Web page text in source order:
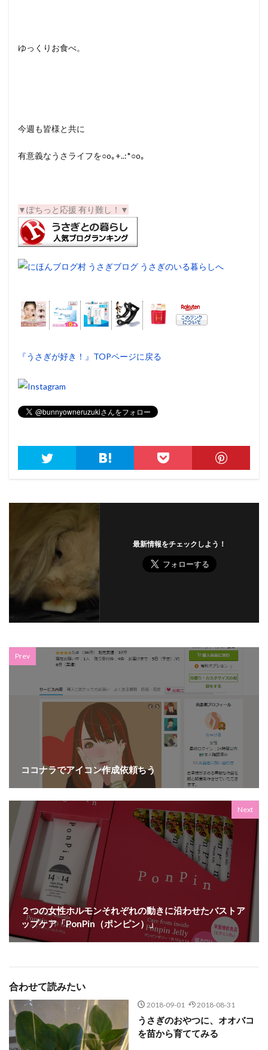
ゆっくりお食べ。
今週も皆様と共に
有意義なうさライフを○o｡+..:*○o｡
▼ぽちっと応援 有り難し！ ▼
『うさぎが好き！』TOPページに戻る
最新情報をチェックしよう！
Prev
ココナラでアイコン作成依頼ちう
Next
２つの女性ホルモンそれぞれの動きに沿わせたバストア
ップケア「PonPin（ポンピン）」
合わせて読みたい
2018-09-01 2018-08-31
うさぎのおやつに、オオバコ
を苗から育ててみる